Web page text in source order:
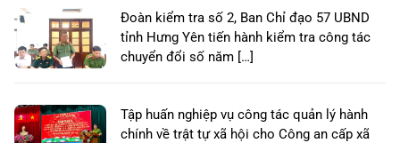
Đoàn kiểm tra số 2, Ban Chỉ đạo 57 UBND
tỉnh Hưng Yên tiến hành kiểm tra công tác
chuyển đổi số năm […]
Tập huấn nghiệp vụ công tác quản lý hành
chính về trật tự xã hội cho Công an cấp xã